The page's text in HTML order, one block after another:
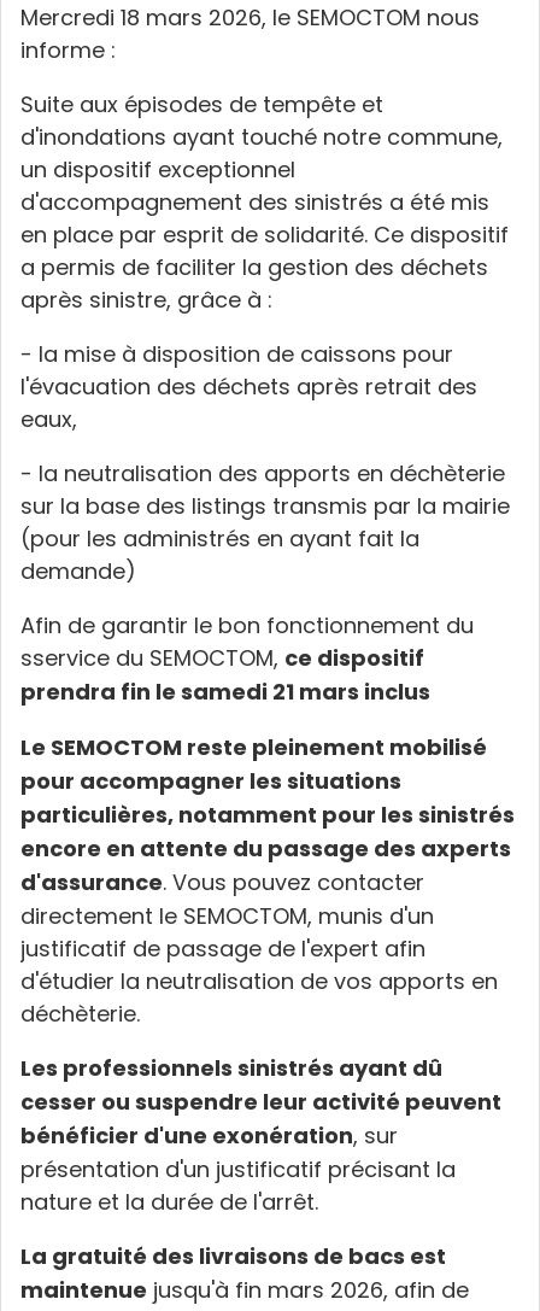
Mercredi 18 mars 2026, le SEMOCTOM nous
informe :
Suite aux épisodes de tempête et
d'inondations ayant touché notre commune,
un dispositif exceptionnel
d'accompagnement des sinistrés a été mis
en place par esprit de solidarité. Ce dispositif
a permis de faciliter la gestion des déchets
après sinistre, grâce à :
- la mise à disposition de caissons pour
l'évacuation des déchets après retrait des
eaux,
- la neutralisation des apports en déchèterie
sur la base des listings transmis par la mairie
(pour les administrés en ayant fait la
demande)
Afin de garantir le bon fonctionnement du
sservice du SEMOCTOM, ce dispositif
prendra fin le samedi 21 mars inclus
Le SEMOCTOM reste pleinement mobilisé
pour accompagner les situations
particulières, notamment pour les sinistrés
encore en attente du passage des axperts
d'assurance. Vous pouvez contacter
directement le SEMOCTOM, munis d'un
justificatif de passage de l'expert afin
d'étudier la neutralisation de vos apports en
déchèterie.
Les professionnels sinistrés ayant dû
cesser ou suspendre leur activité peuvent
bénéficier d'une exonération, sur
présentation d'un justificatif précisant la
nature et la durée de l'arrêt.
La gratuité des livraisons de bacs est
maintenue jusqu'à fin mars 2026, afin de